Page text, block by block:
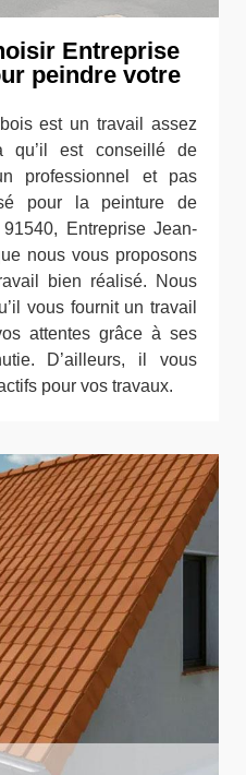
Entreprise
peindre votre
est un travail assez
qu’il est conseillé de
professionnel et pas
pour la peinture de
Entreprise Jean-
nous vous proposons
bien réalisé. Nous
vous fournit un travail
attentes grâce à ses
D’ailleurs, il vous
pour vos travaux.